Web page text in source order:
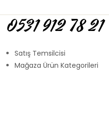
0531 912 78 21
Satış Temsilcisi
Mağaza Ürün Kategorileri